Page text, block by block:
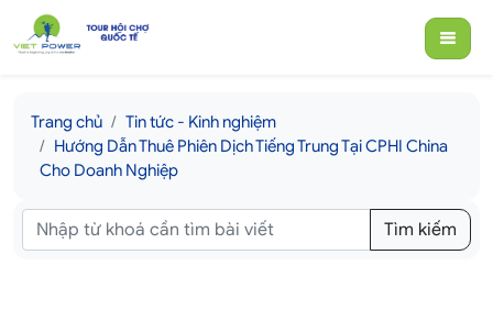
Trang chủ
Tin tức - Kinh nghiệm
Hướng Dẫn Thuê Phiên Dịch Tiếng Trung Tại CPHI China
Cho Doanh Nghiệp
Tìm kiếm